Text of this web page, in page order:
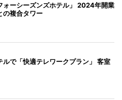
ォーシーズンズホテル」 2024年開業
の複合タワー
ルで「快適テレワークプラン」 客室